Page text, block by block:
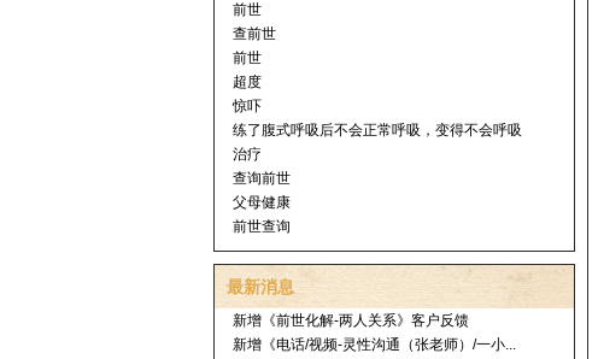
前世
查前世
前世
超度
惊吓
练了腹式呼吸后不会正常呼吸，变得不会呼吸
治疗
查询前世
父母健康
前世查询
最新消息
新增《前世化解-两人关系》客户反馈
新增《电话/视频-灵性沟通（张老师）/一小...